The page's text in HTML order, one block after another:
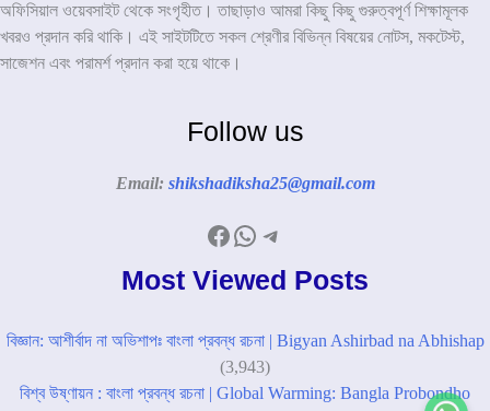
অফিসিয়াল ওয়েবসাইট থেকে সংগৃহীত। তাছাড়াও আমরা কিছু কিছু গুরুত্বপূর্ণ শিক্ষামূলক
খবরও প্রদান করি থাকি। এই সাইটটিতে সকল শ্রেণীর বিভিন্ন বিষয়ের নোটস, মকটেস্ট,
সাজেশন এবং পরামর্শ প্রদান করা হয়ে থাকে।
Follow us
Email: shikshadiksha25@gmail.com
Facebook
WhatsApp
Telegram
Most Viewed Posts
বিজ্ঞান: আশীর্বাদ না অভিশাপঃ বাংলা প্রবন্ধ রচনা | Bigyan Ashirbad na Abhishap
(3,943)
বিশ্ব উষ্ণায়ন : বাংলা প্রবন্ধ রচনা | Global Warming: Bangla Probondho